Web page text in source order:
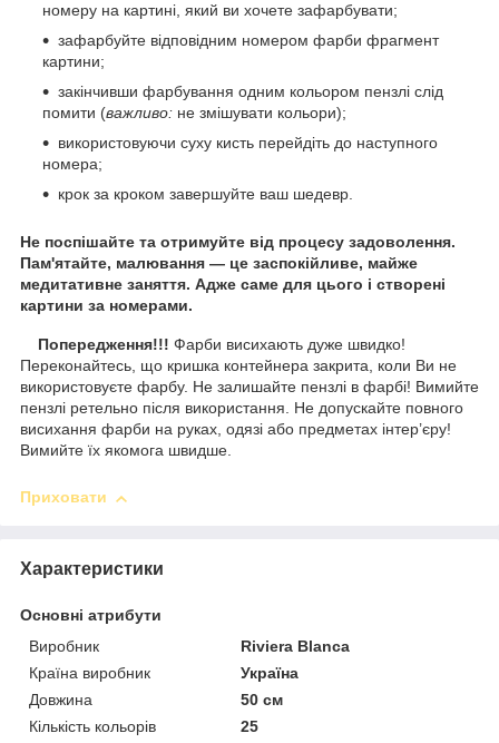
номеру на картині, який ви хочете зафарбувати;
зафарбуйте відповідним номером фарби фрагмент
картини;
закінчивши фарбування одним кольором пензлі слід
помити (важливо: не змішувати кольори);
використовуючи суху кисть перейдіть до наступного
номера;
крок за кроком завершуйте ваш шедевр.
Не поспішайте та отримуйте від процесу задоволення.
Пам'ятайте, малювання — це заспокійливе, майже
медитативне заняття. Адже саме для цього і створені
картини за номерами.
Попередження!!! Фарби висихають дуже швидко!
Переконайтесь, що кришка контейнера закрита, коли Ви не
використовуєте фарбу. Не залишайте пензлі в фарбі! Вимийте
пензлі ретельно після використання. Не допускайте повного
висихання фарби на руках, одязі або предметах інтер’єру!
Вимийте їх якомога швидше.
Приховати
Характеристики
Основні атрибути
Виробник
Riviera Blanca
Країна виробник
Україна
Довжина
50 см
Кількість кольорів
25